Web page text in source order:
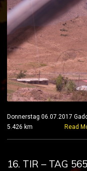
Donnerstag 06.07.2017
5.426 km
Read
16. TIR – TAG